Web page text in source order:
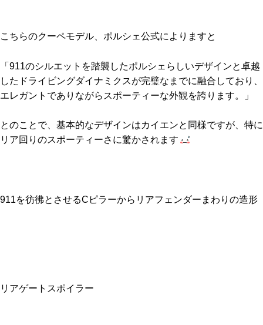
こちらのクーペモデル、ポルシェ公式によりますと
「911のシルエットを踏襲したポルシェらしいデザインと卓越
したドライビングダイナミクスが完璧なまでに融合しており、
エレガントでありながらスポーティーな外観を誇ります。」
とのことで、基本的なデザインはカイエンと同様ですが、特に
リア回りのスポーティーさに驚かされます
911を彷彿とさせるCピラーからリアフェンダーまわりの造形
リアゲートスポイラー